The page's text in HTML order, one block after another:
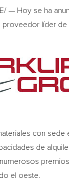
— Hoy se ha
proveedor líder
con sede
de
el oeste.